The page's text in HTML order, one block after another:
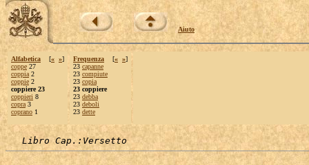
Aiuto
Alfabetica [« »]
coppe 27
coppia 2
coppie 2
coppiere 23
coppieri 8
copra 3
coprano 1
Frequenza [« »]
23 capanne
23 compiute
23 copia
23 coppiere
23 debba
23 deboli
23 dette
Libro Cap.:Versetto